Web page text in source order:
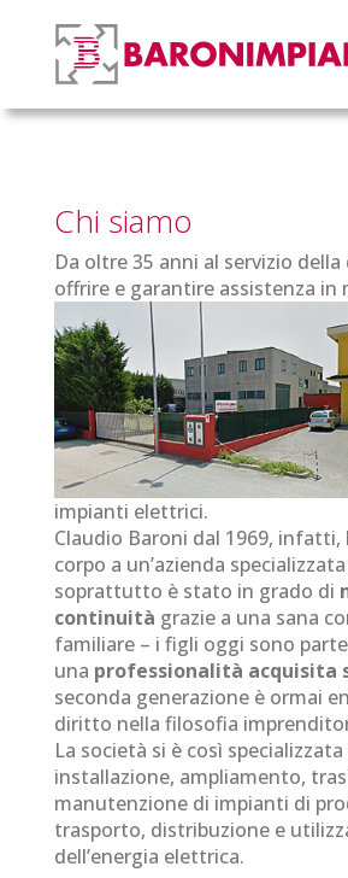
Chi siamo
Da oltre 35 anni al servizio della
offrire e garantire assistenza in
impianti elettrici.
Claudio Baroni dal 1969, infatti,
corpo a un’azienda
soprattutto è stato in grado di
continuità grazie a una sana
familiare – i figli oggi sono
una professionalità acquisita
seconda generazione è ormai
diritto nella filosofia
La società si è così
installazione, ampliamento,
manutenzione di impianti di
trasporto, distribuzione e
dell’energia elettrica.